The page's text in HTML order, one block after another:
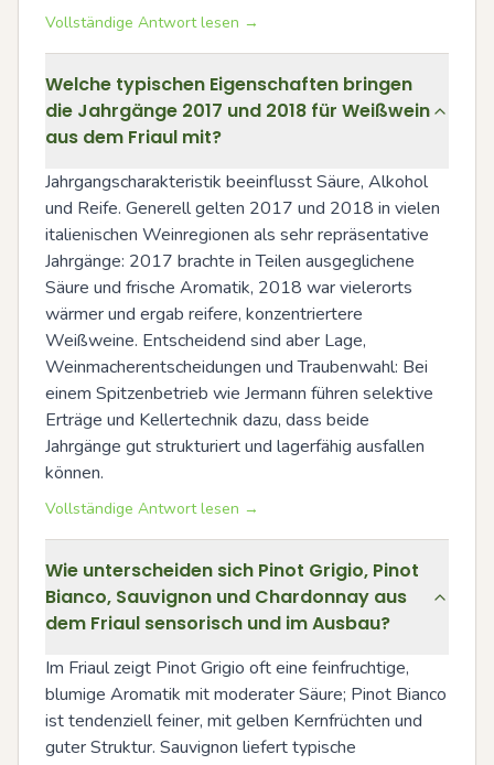
Vollständige Antwort lesen →
Welche typischen Eigenschaften bringen
die Jahrgänge 2017 und 2018 für Weißwein
aus dem Friaul mit?
Jahrgangscharakteristik beeinflusst Säure, Alkohol
und Reife. Generell gelten 2017 und 2018 in vielen
italienischen Weinregionen als sehr repräsentative
Jahrgänge: 2017 brachte in Teilen ausgeglichene
Säure und frische Aromatik, 2018 war vielerorts
wärmer und ergab reifere, konzentriertere
Weißweine. Entscheidend sind aber Lage,
Weinmacherentscheidungen und Traubenwahl: Bei
einem Spitzenbetrieb wie Jermann führen selektive
Erträge und Kellertechnik dazu, dass beide
Jahrgänge gut strukturiert und lagerfähig ausfallen
können.
Vollständige Antwort lesen →
Wie unterscheiden sich Pinot Grigio, Pinot
Bianco, Sauvignon und Chardonnay aus
dem Friaul sensorisch und im Ausbau?
Im Friaul zeigt Pinot Grigio oft eine feinfruchtige,
blumige Aromatik mit moderater Säure; Pinot Bianco
ist tendenziell feiner, mit gelben Kernfrüchten und
guter Struktur. Sauvignon liefert typische